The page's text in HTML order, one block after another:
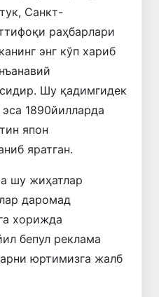
Санкт-
раҳбарлари
энг кўп хариб
Шу қадимгидек
1890йилларда
япон
яратган.
шу жиҳатлар
даромад
хорижда
бепул реклама
юртимизга жалб